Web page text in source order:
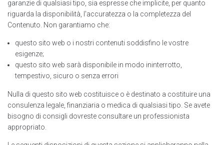
garanzie di qualsiasi tipo, sia espresse che implicite, per quanto
riguarda la disponibilità, l'accuratezza o la completezza del
Contenuto. Non garantiamo che:
questo sito web o i nostri contenuti soddisfino le vostre
esigenze;
questo sito web sarà disponibile in modo ininterrotto,
tempestivo, sicuro o senza errori
Nulla di questo sito web costituisce o è destinato a costituire una
consulenza legale, finanziaria o medica di qualsiasi tipo. Se avete
bisogno di consigli dovreste consultare un professionista
appropriato.